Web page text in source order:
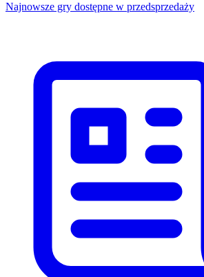
Najnowsze gry dostępne w przedsprzedaży